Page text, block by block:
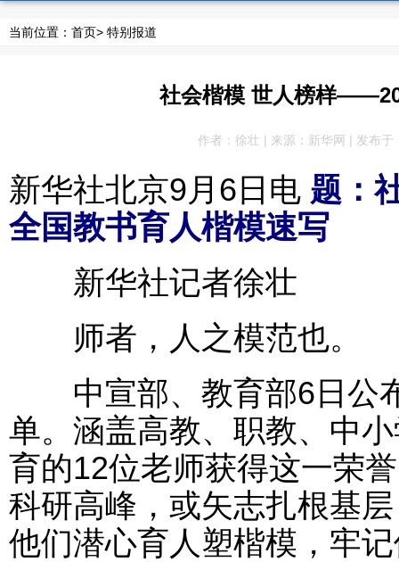
当前位置： 首页> 特别报道
社会楷模 世人榜样
作者：徐壮 | 来源：新华网 | 发布
新华社北京9月6日电 题：
全国教书育人楷模速写
新华社记者徐壮
师者，人之模范也。
中宣部、教育部6日公
单。涵盖高教、职教、中
育的12位老师获得这一荣
科研高峰，或矢志扎根基
他们潜心育人塑楷模，牢